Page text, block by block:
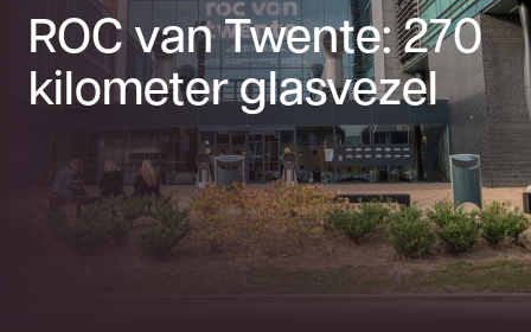
ROC van Twente: 270
kilometer glasvezel